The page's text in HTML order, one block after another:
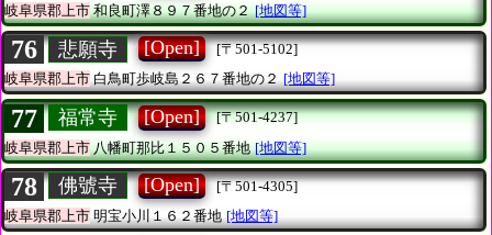
岐阜県郡上市和良町澤８９７番地の２ [地図等]
76 悲願寺 [Open]
[〒501-5102]
岐阜県郡上市白鳥町歩岐島２６７番地の２ [地図等]
77 福常寺 [Open]
[〒501-4237]
岐阜県郡上市八幡町那比１５０５番地 [地図等]
78 佛號寺 [Open]
[〒501-4305]
岐阜県郡上市 明宝小川１６２番地 [地図等]